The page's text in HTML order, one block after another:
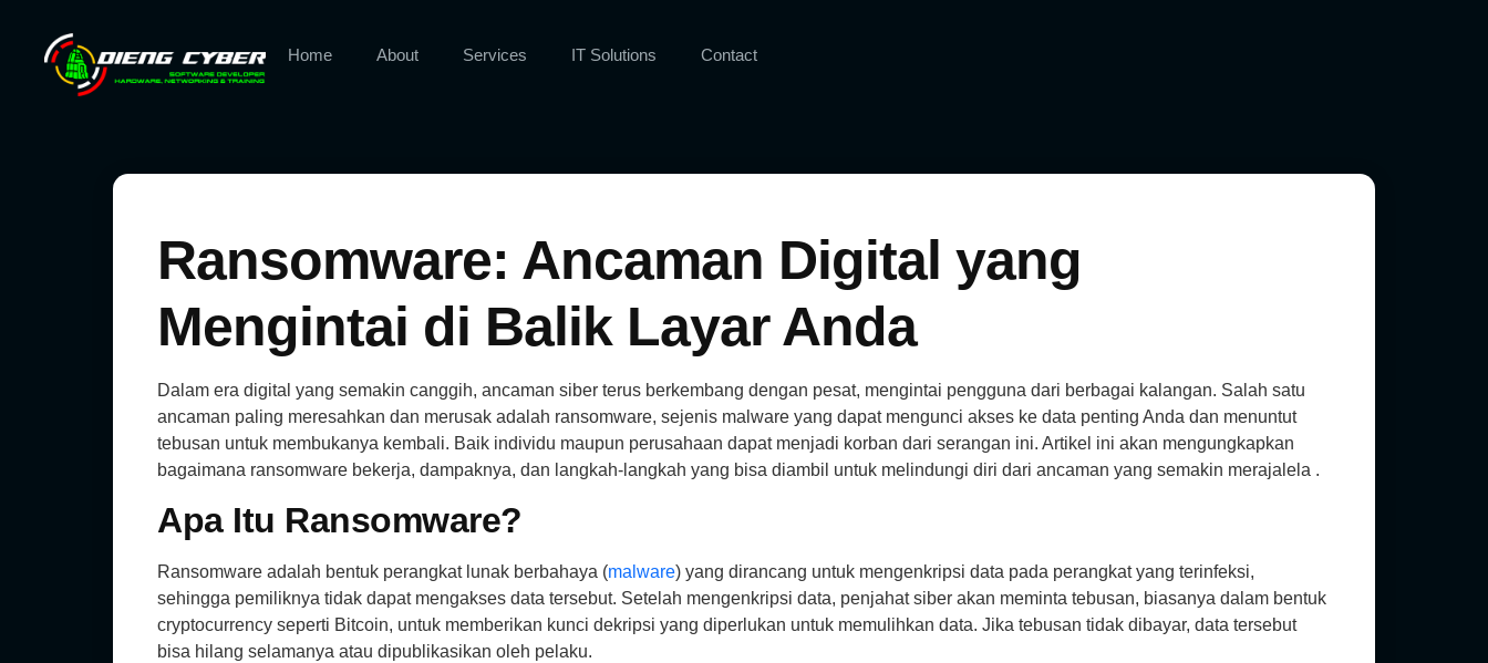
Home About Services IT Solutions Contact
Ransomware: Ancaman Digital yang
Mengintai di Balik Layar Anda
Dalam era digital yang semakin canggih, ancaman siber terus berkembang dengan pesat, mengintai pengguna dari berbagai kalangan. Salah satu
ancaman paling meresahkan dan merusak adalah ransomware, sejenis malware yang dapat mengunci akses ke data penting Anda dan menuntut
tebusan untuk membukanya kembali. Baik individu maupun perusahaan dapat menjadi korban dari serangan ini. Artikel ini akan mengungkapkan
bagaimana ransomware bekerja, dampaknya, dan langkah-langkah yang bisa diambil untuk melindungi diri dari ancaman yang semakin merajalela .
Apa Itu Ransomware?
Ransomware adalah bentuk perangkat lunak berbahaya (malware) yang dirancang untuk mengenkripsi data pada perangkat yang terinfeksi,
sehingga pemiliknya tidak dapat mengakses data tersebut. Setelah mengenkripsi data, penjahat siber akan meminta tebusan, biasanya dalam bentuk
cryptocurrency seperti Bitcoin, untuk memberikan kunci dekripsi yang diperlukan untuk memulihkan data. Jika tebusan tidak dibayar, data tersebut
bisa hilang selamanya atau dipublikasikan oleh pelaku.